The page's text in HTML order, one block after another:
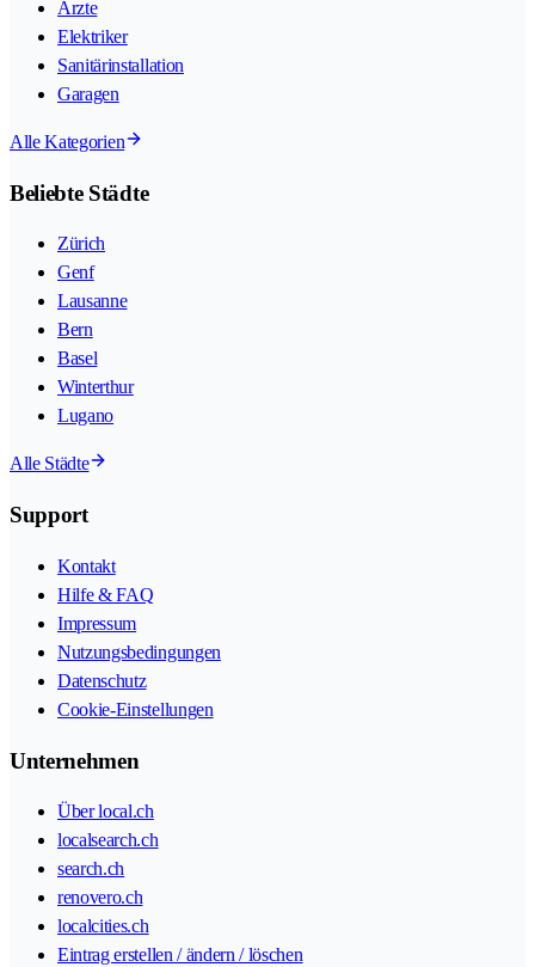
Ärzte
Elektriker
Sanitärinstallation
Garagen
Alle Kategorien
Beliebte Städte
Zürich
Genf
Lausanne
Bern
Basel
Winterthur
Lugano
Alle Städte
Support
Kontakt
Hilfe & FAQ
Impressum
Nutzungsbedingungen
Datenschutz
Cookie-Einstellungen
Unternehmen
Über local.ch
localsearch.ch
search.ch
renovero.ch
localcities.ch
Eintrag erstellen / ändern / löschen